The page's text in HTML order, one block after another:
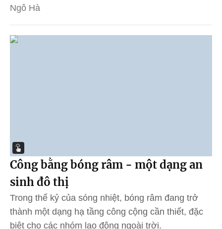
Ngô Hà
Công bằng bóng râm - một dạng an
sinh đô thị
Trong thế kỷ của sóng nhiệt, bóng râm đang trở
thành một dạng hạ tầng công cộng cần thiết, đặc
biệt cho các nhóm lao động ngoài trời.